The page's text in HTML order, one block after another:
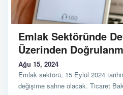
Emlak Sektöründe
Üzerinden
Ağu 15, 2024
Emlak sektörü, 15 Eylül 2024
değişime sahne olacak. Ticaret